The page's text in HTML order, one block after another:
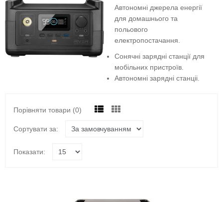
Автономні джерела енергії
для домашнього та
польового
електропостачання.
Сонячні зарядні станції для
мобільних пристроїв.
Автономні зарядні станціі.
Порівняти товари (0)
Сортувати за:
Показати: